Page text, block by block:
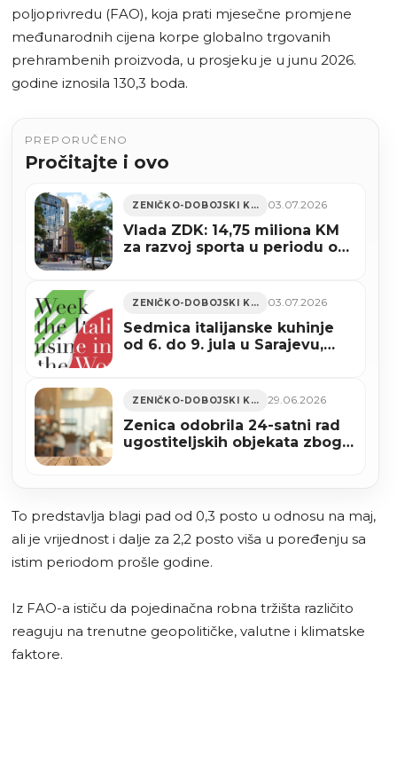
poljoprivredu (FAO), koja prati mjesečne promjene
međunarodnih cijena korpe globalno trgovanih
prehrambenih proizvoda, u prosjeku je u junu 2026.
godine iznosila 130,3 boda.
PREPORUČENO
Pročitajte i ovo
ZENIČKO-DOBOJSKI KANTON 03.07.2026
Vlada ZDK: 14,75 miliona KM
za razvoj sporta u periodu od
ZENIČKO-DOBOJSKI KANTON 03.07.2026
Sedmica italijanske kuhinje
od 6. do 9. jula u Sarajevu,
ZENIČKO-DOBOJSKI KANTON 29.06.2026
Zenica odobrila 24-satni rad
ugostiteljskih objekata zbog
To predstavlja blagi pad od 0,3 posto u odnosu na maj,
ali je vrijednost i dalje za 2,2 posto viša u poređenju sa
istim periodom prošle godine.
Iz FAO-a ističu da pojedinačna robna tržišta različito
reaguju na trenutne geopolitičke, valutne i klimatske
faktore.